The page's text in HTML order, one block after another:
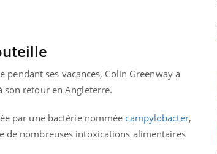
ses vacances, Colin Greenway a
son retour en Angleterre.
par une bactérie nommée campylobacter,
de nombreuses intoxications alimentaires